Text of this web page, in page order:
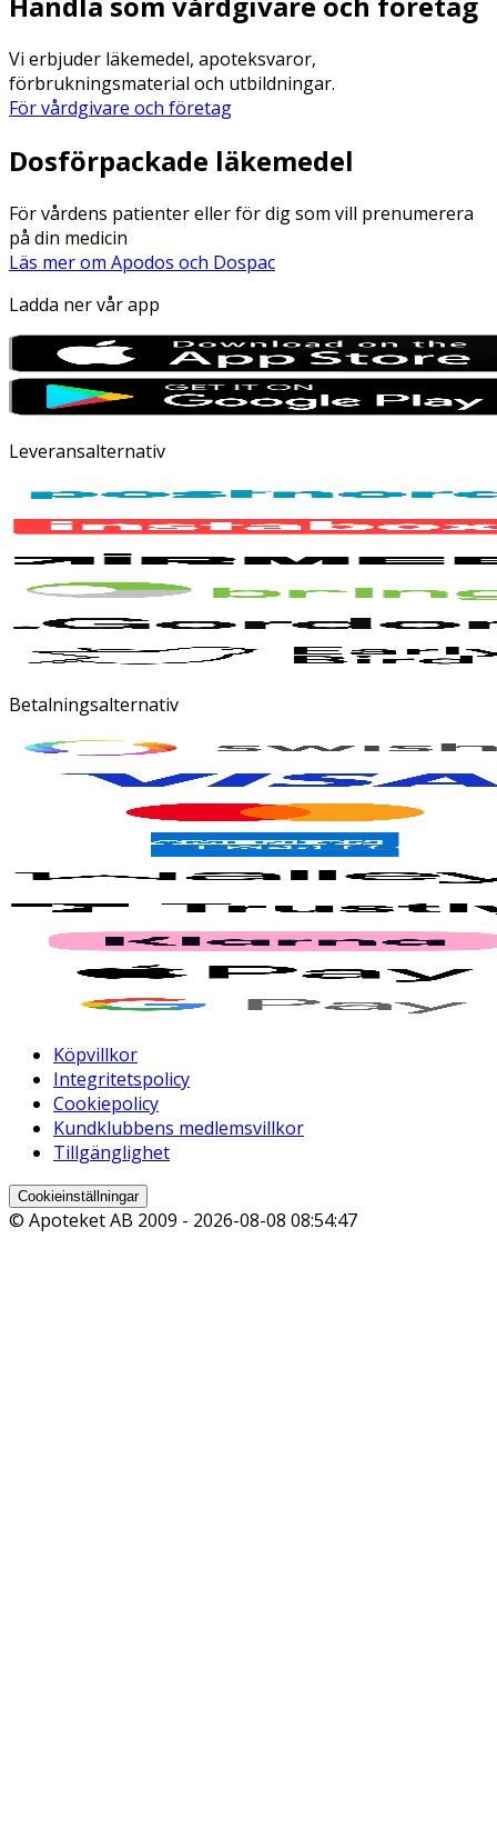
Vi erbjuder läkemedel, apoteksvaror,
förbrukningsmaterial och utbildningar.
För vårdgivare och företag
Dosförpackade läkemedel
För vårdens patienter eller för dig som vill prenumerera
på din medicin
Läs mer om Apodos och Dospac
Ladda ner vår app
Leveransalternativ
Betalningsalternativ
Köpvillkor
Integritetspolicy
Cookiepolicy
Kundklubbens medlemsvillkor
Tillgänglighet
Cookieinställningar
© Apoteket AB 2009 - 2026-08-08 08:54:47